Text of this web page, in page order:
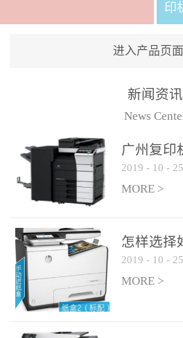
印
进入产品页
新闻资讯
News
2019 - 10 - 25
MORE >
2019 - 10 - 25
MORE >